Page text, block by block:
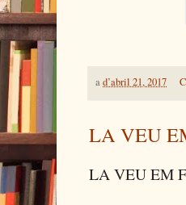
ad’abril 21, 2017
LA VEU
LA VEU EM